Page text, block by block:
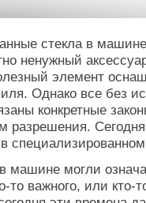
стекла в
ненужный
элемент
Однако все без
конкретные
разрешения.
машине могли
важного, или кто-